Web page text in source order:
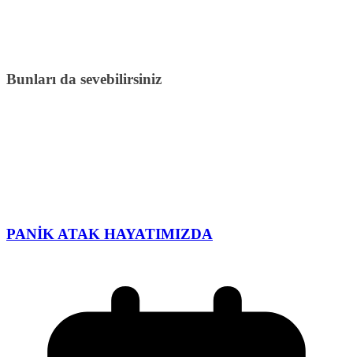
Bunları da sevebilirsiniz
PANİK ATAK HAYATIMIZDA